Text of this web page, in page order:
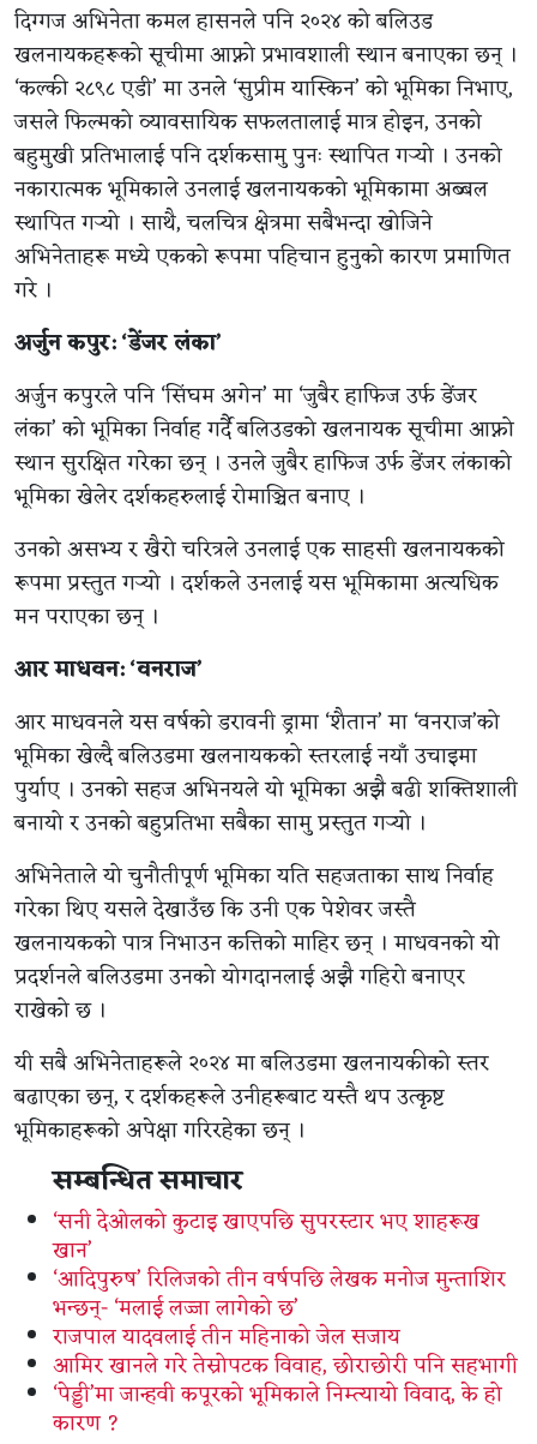
दिग्गज अभिनेता कमल हासनले पनि २०२४ को बलिउड
खलनायकहरूको सूचीमा आफ्नो प्रभावशाली स्थान बनाएका छन् ।
‘कल्की २८९८ एडी’ मा उनले ‘सुप्रीम यास्किन’ को भूमिका निभाए,
जसले फिल्मको व्यावसायिक सफलतालाई मात्र होइन, उनको
बहुमुखी प्रतिभालाई पनि दर्शकसामु पुनः स्थापित गर्‍यो । उनको
नकारात्मक भूमिकाले उनलाई खलनायकको भूमिकामा अब्बल
स्थापित गर्‍यो । साथै, चलचित्र क्षेत्रमा सबैभन्दा खोजिने
अभिनेताहरू मध्ये एकको रूपमा पहिचान हुनुको कारण प्रमाणित
गरे ।
अर्जुन कपुर: ‘डेंजर लंका’
अर्जुन कपुरले पनि ‘सिंघम अगेन’ मा ‘जुबैर हाफिज उर्फ डेंजर
लंका’ को भूमिका निर्वाह गर्दै बलिउडको खलनायक सूचीमा आफ्नो
स्थान सुरक्षित गरेका छन् । उनले जुबैर हाफिज उर्फ ​​डेंजर लंकाको
भूमिका खेलेर दर्शकहरुलाई रोमाञ्चित बनाए ।
उनको असभ्य र खैरो चरित्रले उनलाई एक साहसी खलनायकको
रूपमा प्रस्तुत गर्‍यो । दर्शकले उनलाई यस भूमिकामा अत्यधिक
मन पराएका छन् ।
आर माधवन: ‘वनराज’
आर माधवनले यस वर्षको डरावनी ड्रामा ‘शैतान’ मा ‘वनराज’को
भूमिका खेल्दै बलिउडमा खलनायकको स्तरलाई नयाँ उचाइमा
पुर्याए । उनको सहज अभिनयले यो भूमिका अझै बढी शक्तिशाली
बनायो र उनको बहुप्रतिभा सबैका सामु प्रस्तुत गर्‍यो ।
अभिनेताले यो चुनौतीपूर्ण भूमिका यति सहजताका साथ निर्वाह
गरेका थिए यसले देखाउँछ कि उनी एक पेशेवर जस्तै
खलनायकको पात्र निभाउन कत्तिको माहिर छन् । माधवनको यो
प्रदर्शनले बलिउडमा उनको योगदानलाई अझै गहिरो बनाएर
राखेको छ ।
यी सबै अभिनेताहरूले २०२४ मा बलिउडमा खलनायकीको स्तर
बढाएका छन्, र दर्शकहरूले उनीहरूबाट यस्तै थप उत्कृष्ट
भूमिकाहरूको अपेक्षा गरिरहेका छन् ।
सम्बन्धित समाचार
‘सनी देओलको कुटाइ खाएपछि सुपरस्टार भए शाहरूख
खान’
‘आदिपुरुष’ रिलिजको तीन वर्षपछि लेखक मनोज मुन्ताशिर
भन्छन्- ‘मलाई लज्जा लागेको छ’
राजपाल यादवलाई तीन महिनाको जेल सजाय
आमिर खानले गरे तेस्रोपटक विवाह, छोराछोरी पनि सहभागी
‘पेड्डी’मा जान्हवी कपूरको भूमिकाले निम्त्यायो विवाद, के हो
कारण ?